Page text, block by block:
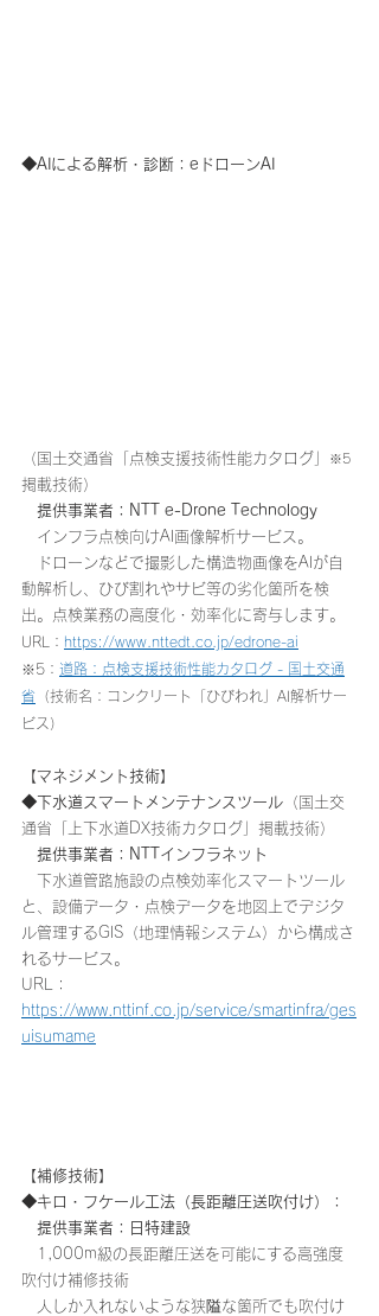
◆AIによる解析・診断：eドローンAI
（国土交通省「点検支援技術性能カタログ」 ※5
掲載技術）
提供事業者：NTT e-Drone Technology
インフラ点検向けAI画像解析サービス。
ドローンなどで撮影した構造物画像をAIが自
動解析し、ひび割れやサビ等の劣化箇所を検
出。点検業務の高度化・効率化に寄与します。
URL： https://www.nttedt.co.jp/edrone-ai
※5： 道路：点検支援技術性能カタログ - 国土交通
省 （技術名：コンクリート「ひびわれ」AI解析サー
ビス）
【マネジメント技術】
◆下水道スマートメンテナンスツール （国土交
通省「上下水道DX技術カタログ」掲載技術）
提供事業者：NTTインフラネット
下水道管路施設の点検効率化スマートツール
と、設備データ・点検データを地図上でデジタ
ル管理するGIS（地理情報システム）から構成さ
れるサービス。
URL：
https://www.nttinf.co.jp/service/smartinfra/ges
uisumame
【補修技術】
◆キロ・フケール工法（長距離圧送吹付け）：
提供事業者：日特建設
1,000m級の長距離圧送を可能にする高強度
吹付け補修技術
人しか入れないような狭隘な箇所でも吹付け